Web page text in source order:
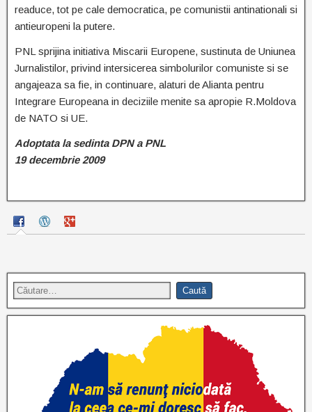
readuce, tot pe cale democratica, pe comunistii antinationali si
antieuropeni la putere.
PNL sprijina initiativa Miscarii Europene, sustinuta de Uniunea
Jurnalistilor, privind intersicerea simbolurilor comuniste si se
angajeaza sa fie, in continuare, alaturi de Alianta pentru
Integrare Europeana in deciziile menite sa apropie R.Moldova
de NATO si UE.
Adoptata la sedinta DPN a PNL
19 decembrie 2009